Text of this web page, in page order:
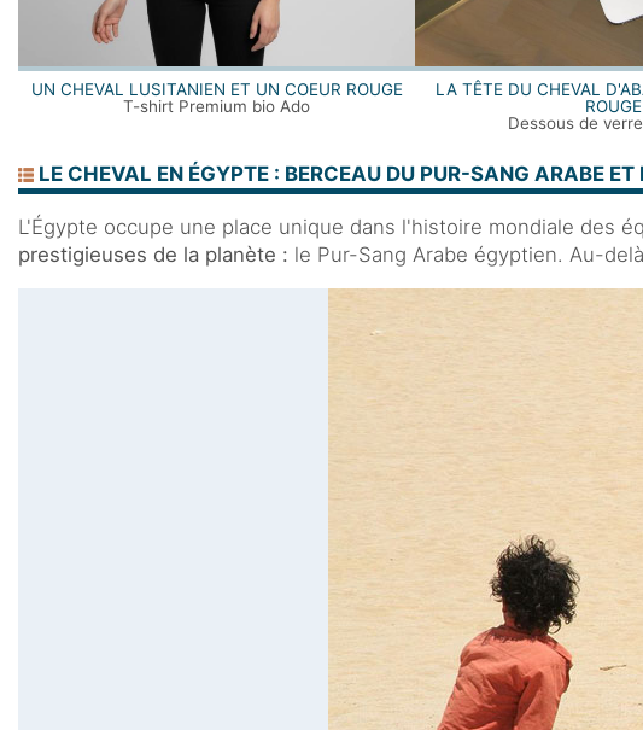
UN CHEVAL LUSITANIEN ET UN COEUR ROUGE
T-shirt Premium bio Ado
LA TÊTE DU CHEVAL
ROUGE
Dessous de
LE CHEVAL EN ÉGYPTE : BERCEAU DU PUR-SANG ARABE ET
L'Égypte occupe une place unique dans l'histoire mondiale des
prestigieuses de la planète : le Pur-Sang Arabe égyptien. Au-